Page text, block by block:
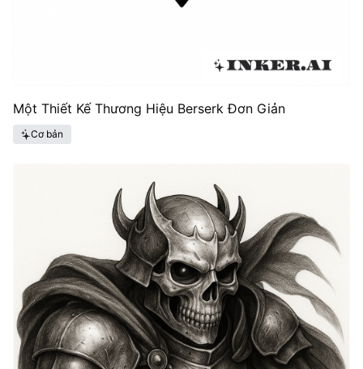
Một Thiết Kế Thương Hiệu Berserk Đơn Giản
Cơ bản